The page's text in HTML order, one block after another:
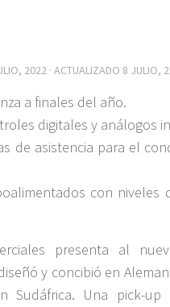
2022 · ACTUALIZADO 8 JULIO,
a finales del año.
digitales y análogos
de asistencia para el
con niveles
presenta al
y concibió en
Sudáfrica. Una pick-up